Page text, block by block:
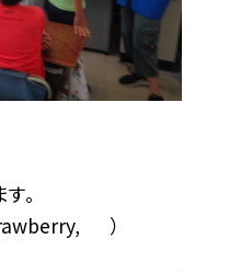
。
）